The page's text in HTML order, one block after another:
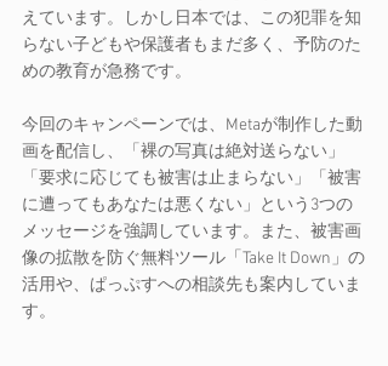
えています。しかし日本では、この犯罪を知
らない子どもや保護者もまだ多く、予防のた
めの教育が急務です。
今回のキャンペーンでは、Metaが制作した動
画を配信し、「裸の写真は絶対送らない」
「要求に応じても被害は止まらない」「被害
に遭ってもあなたは悪くない」という3つの
メッセージを強調しています。また、被害画
像の拡散を防ぐ無料ツール「Take It Down」の
活用や、ぱっぷすへの相談先も案内していま
す。